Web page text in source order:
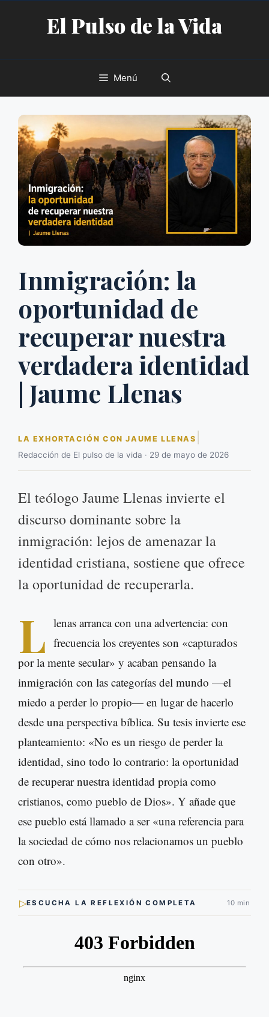
contenidoEl Pulso de la Vida
Menú
Inmigración: la
oportunidad de
recuperar nuestra
verdadera identidad
| Jaume Llenas
LA EXHORTACIÓN CON JAUME LLENAS
Redacción de El pulso de la vida · 29 de mayo de 2026
El teólogo Jaume Llenas invierte el
discurso dominante sobre la
inmigración: lejos de amenazar la
identidad cristiana, sostiene que ofrece
la oportunidad de recuperarla.
L lenas arranca con una advertencia: con
frecuencia los creyentes son «capturados
por la mente secular» y acaban pensando la
inmigración con las categorías del mundo —el
miedo a perder lo propio— en lugar de hacerlo
desde una perspectiva bíblica. Su tesis invierte ese
planteamiento: «No es un riesgo de perder la
identidad, sino todo lo contrario: la oportunidad
de recuperar nuestra identidad propia como
cristianos, como pueblo de Dios». Y añade que
ese pueblo está llamado a ser «una referencia para
la sociedad de cómo nos relacionamos un pueblo
con otro».
▷ESCUCHA LA REFLEXIÓN COMPLETA 10 min